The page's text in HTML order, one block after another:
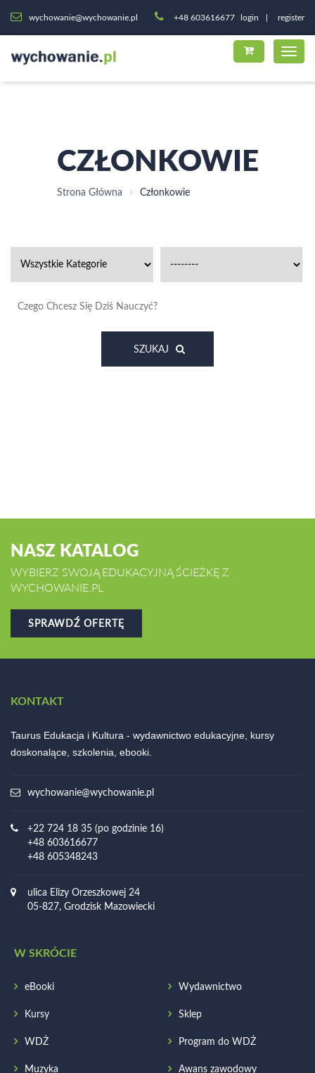
wychowanie@wychowanie.pl +48 603616677 login register
CZŁONKOWIE
Strona Główna Członkowie
SZUKAJ
NASZ KATALOG
WYBIERZ SWOJĄ EDUKACYJNĄ ŚCIEŻKĘ Z
WYCHOWANIE.PL
SPRAWDŹ OFERTĘ
KONTAKT
Taurus Edukacja i Kultura - wydawnictwo edukacyjne, kursy
doskonalące, szkolenia, ebooki.
wychowanie@wychowanie.pl
+22 724 18 35 (po godzinie 16)
+48 603616677
+48 605348243
ulica Elizy Orzeszkowej 24
05-827, Grodzisk Mazowiecki
W SKRÓCIE
eBooki Wydawnictwo
Kursy Sklep
WDŻ Program do WDŻ
Muzyka Awans zawodowy